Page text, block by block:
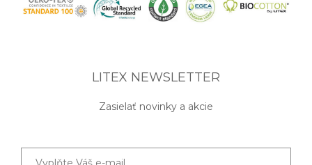
LITEX NEWSLETTER
Zasielať novinky a akcie